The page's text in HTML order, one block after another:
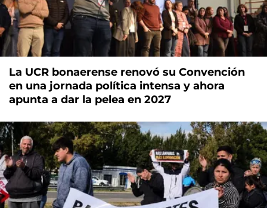
La UCR bonaerense renovó su Convención
en una jornada política intensa y ahora
apunta a dar la pelea en 2027